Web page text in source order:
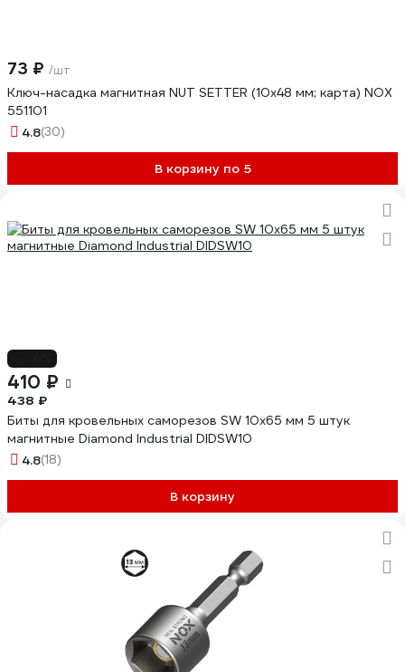
73 ₽ /шт
Ключ-насадка магнитная NUT SETTER (10x48 мм; карта) NOX
551101
4.8(30)
В корзину по 5
410 ₽
438 ₽
Биты для кровельных саморезов SW 10x65 мм 5 штук
магнитные Diamond Industrial DIDSW10
4.8(18)
В корзину